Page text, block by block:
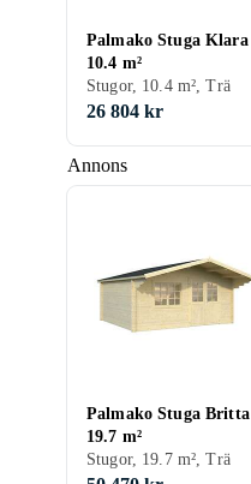
Annons
Palmako Stuga Klara
10.4 m²
Stugor, 10.4 m², Trä
26 804 kr
Palmako Stuga Britta
19.7 m²
Stugor, 19.7 m², Trä